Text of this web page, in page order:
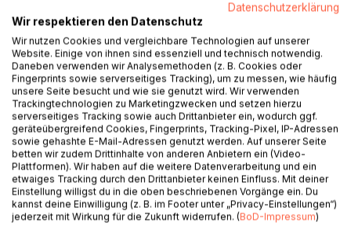
Marie ist traurig, weil ihr Kater Schnurri verschwunden ist.
Da kommt ihr Mutwurm MuGl zur Hilfe. Er zeigt Marie, wie
wichtig es ist, mutig zu sein und an seine Träume und
Wünsche zu glauben.
Ein Vorlesebuch, nicht nur für Katzenfreunde. Es ist auch
ein Buch für A-B-C Schützen und kleine Leseratten, die
Spaß daran haben, das Geheimnis von MuGl und Marie zu
entdecken.
Das Buch ist auch erhältlich als gebundene Ausgabe zum
Preis von 19,99 €.
Beide Ausgaben erhältlich Online und im Buchhandel, sowie
als E-Book.
Datenschutzerklärung
Wir respektieren den Datenschutz
Wir nutzen Cookies und vergleichbare Technologien auf unserer
Website. Einige von ihnen sind essenziell und technisch notwendig.
Daneben verwenden wir Analysemethoden (z. B. Cookies oder
Fingerprints sowie serverseitiges Tracking), um zu messen, wie häufig
unsere Seite besucht und wie sie genutzt wird. Wir verwenden
Trackingtechnologien zu Marketingzwecken und setzen hierzu
serverseitiges Tracking sowie auch Drittanbieter ein, wodurch ggf.
geräteübergreifend Cookies, Fingerprints, Tracking-Pixel, IP-Adressen
sowie gehashte E-Mail-Adressen genutzt werden. Auf unserer Seite
betten wir zudem Drittinhalte von anderen Anbietern ein (Video-
Plattformen). Wir haben auf die weitere Datenverarbeitung und ein
etwaiges Tracking durch den Drittanbieter keinen Einfluss. Mit deiner
Einstellung willigst du in die oben beschriebenen Vorgänge ein. Du
kannst deine Einwilligung (z. B. im Footer unter „Privacy-Einstellungen“)
jederzeit mit Wirkung für die Zukunft widerrufen. (BoD-Impressum)